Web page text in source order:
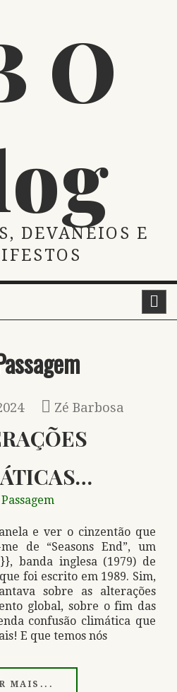
O
DEVANEIOS E
Zé Barbosa
e ver o cinzentão que
de “Seasons End”, um
banda inglesa (1979) de
foi escrito em 1989. Sim,
sobre as alterações
global, sobre o fim das
confusão climática que
E que temos nós
MAIS...